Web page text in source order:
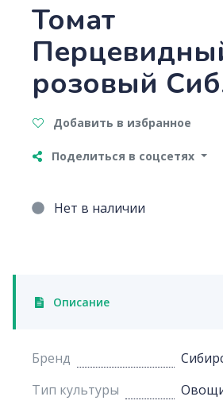
Томат
розовый
Добавить в избранное
Поделиться в соцсетях
Нет в наличии
Описание
Бренд
Тип культуры